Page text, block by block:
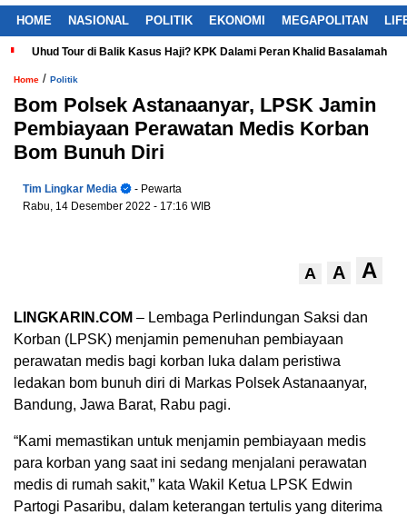
HOME NASIONAL POLITIK EKONOMI MEGAPOLITAN
Uhud Tour di Balik Kasus Haji? KPK Dalami Peran Khalid Basalamah
Home / Politik
Bom Polsek Astanaanyar, LPSK Jamin
Pembiayaan Perawatan Medis Korban
Bom Bunuh Diri
Tim Lingkar Media
- Pewarta
Rabu, 14 Desember 2022 - 17:16 WIB
A A A
LINGKARIN.COM – Lembaga Perlindungan Saksi dan
Korban (LPSK) menjamin pemenuhan pembiayaan
perawatan medis bagi korban luka dalam peristiwa
ledakan bom bunuh diri di Markas Polsek Astanaanyar,
Bandung, Jawa Barat, Rabu pagi.
“Kami memastikan untuk menjamin pembiayaan medis
para korban yang saat ini sedang menjalani perawatan
medis di rumah sakit,” kata Wakil Ketua LPSK Edwin
Partogi Pasaribu, dalam keterangan tertulis yang diterima